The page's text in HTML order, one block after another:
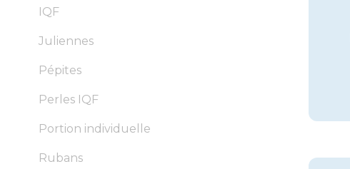
IQF
Juliennes
Pépites
Perles IQF
Portion individuelle
Rubans